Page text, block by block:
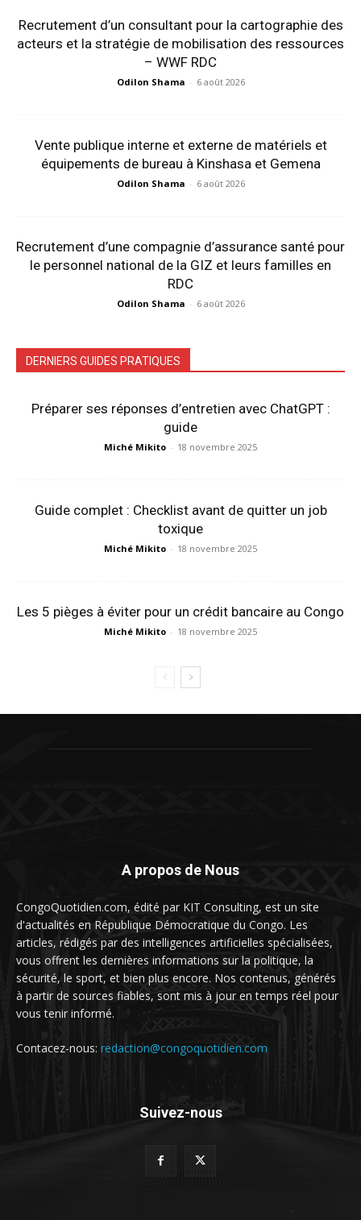
Recrutement d’un consultant pour la cartographie des
acteurs et la stratégie de mobilisation des ressources
– WWF RDC
Odilon Shama - 6 août 2026
Vente publique interne et externe de matériels et
équipements de bureau à Kinshasa et Gemena
Odilon Shama - 6 août 2026
Recrutement d’une compagnie d’assurance santé pour
le personnel national de la GIZ et leurs familles en
RDC
Odilon Shama - 6 août 2026
DERNIERS GUIDES PRATIQUES
Préparer ses réponses d’entretien avec ChatGPT :
guide
Miché Mikito - 18 novembre 2025
Guide complet : Checklist avant de quitter un job
toxique
Miché Mikito - 18 novembre 2025
Les 5 pièges à éviter pour un crédit bancaire au Congo
Miché Mikito - 18 novembre 2025
A propos de Nous
CongoQuotidien.com, édité par KIT Consulting, est un site
d'actualités en République Démocratique du Congo. Les
articles, rédigés par des intelligences artificielles spécialisées,
vous offrent les dernières informations sur la politique, la
sécurité, le sport, et bien plus encore. Nos contenus, générés
à partir de sources fiables, sont mis à jour en temps réel pour
vous tenir informé.
Contacez-nous: redaction@congoquotidien.com
Suivez-nous